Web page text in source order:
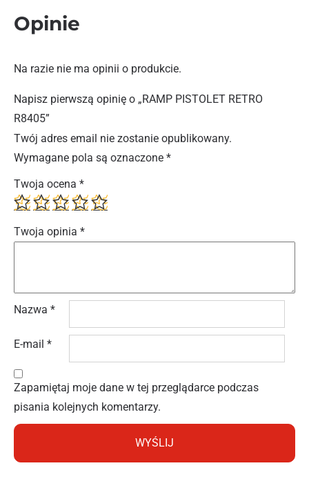
Opinie
Na razie nie ma opinii o produkcie.
Napisz pierwszą opinię o „RAMP PISTOLET RETRO
R8405”
Twój adres email nie zostanie opublikowany.
Wymagane pola są oznaczone *
Twoja ocena *
Twoja opinia *
Nazwa *
E-mail *
Zapamiętaj moje dane w tej przeglądarce podczas
pisania kolejnych komentarzy.